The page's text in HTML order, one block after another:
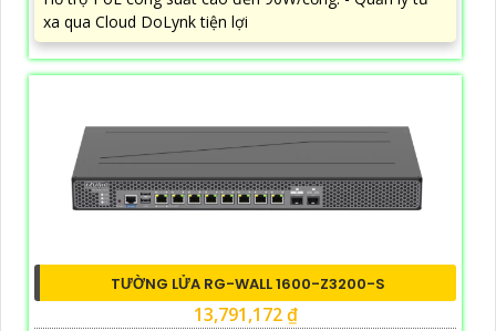
xa qua Cloud DoLynk tiện lợi
TƯỜNG LỬA RG-WALL 1600-Z3200-S
13,791,172 ₫